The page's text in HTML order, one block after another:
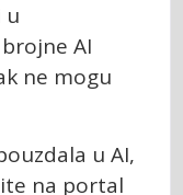
u
AI
ne mogu
u AI,
na portal